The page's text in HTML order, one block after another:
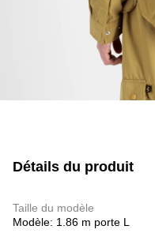
Détails du produit
Taille du modèle
Modèle: 1.86 m porte L